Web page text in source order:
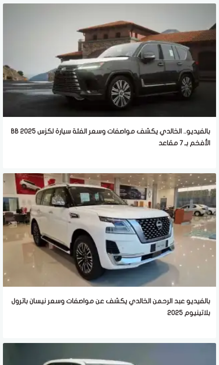
بالفيديو.. الخالدي يكشف مواصفات وسعر الفئة سيارة لكزس BB 2025
الأفخم بـ 7 مقاعد
بالفيديو عبد الرحمن الخالدي يكشف عن مواصفات وسعر نيسان باترول
بلاتينيوم 2025